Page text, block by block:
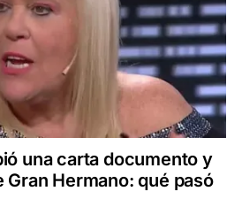
una carta documento y
Gran Hermano: qué pasó